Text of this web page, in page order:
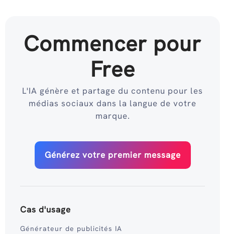
Commencer pour
Free
L'IA génère et partage du contenu pour les
médias sociaux dans la langue de votre
marque.
Générez votre premier message
Cas d'usage
Générateur de publicités IA